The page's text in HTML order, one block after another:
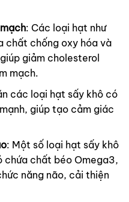
: Các loại hạt như
chất chống oxy hóa và
giảm cholesterol
mạch.
các loại hạt sấy khô có
giúp tạo cảm giác
: Một số loại hạt sấy khô
chứa chất béo Omega3,
năng não, cải thiện